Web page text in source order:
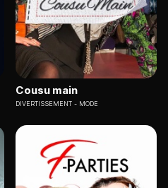
Cousu main
DIVERTISSEMENT MODE